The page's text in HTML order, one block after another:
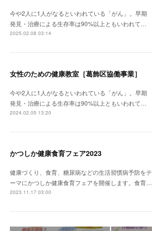
今や2人に1人がなるといわれている「がん」。早期
発見・治療による生存率は90%以上ともいわれて…
2025.02.08 03:14
女性のための健康教室［葛飾区協働事業］
今や2人に1人がなるといわれている「がん」。早期
発見・治療による生存率は90%以上ともいわれて…
2024.02.05 13:20
かつしか健康食育フェア2023
健康づくり、食育、糖尿病などの生活習慣病予防をテ
ーマにかつしか健康食育フェアを開催します。食育…
2023.11.17 03:00